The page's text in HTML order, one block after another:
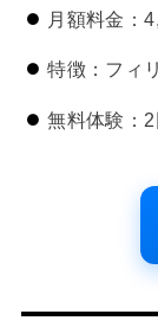
月額料金：
特徴：フィ
無料体験：2